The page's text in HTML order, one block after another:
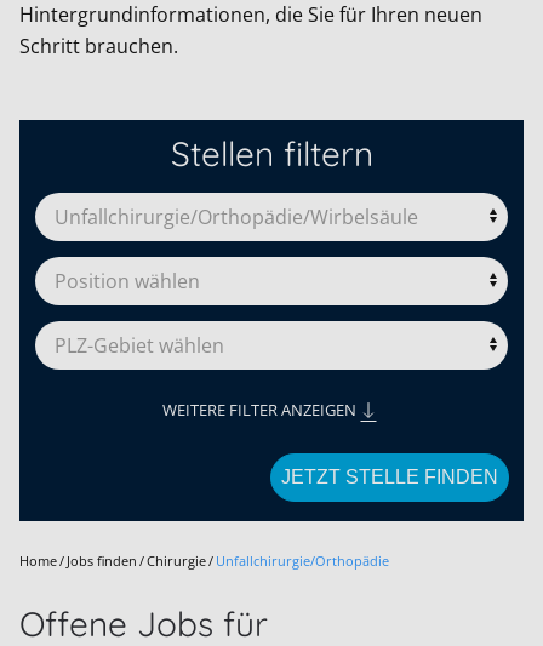
Hintergrundinformationen, die Sie für Ihren neuen
Schritt brauchen.
Home Jobs finden Chirurgie Unfallchirurgie/Orthopädie
Offene Jobs für
Stellen filtern
WEITERE FILTER ANZEIGEN
JETZT STELLE FINDEN